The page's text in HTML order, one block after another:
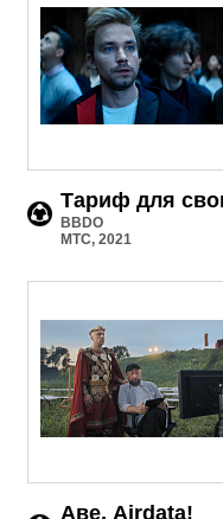
Тариф для
BBDO
МТС, 2021
Аве, Airdata!